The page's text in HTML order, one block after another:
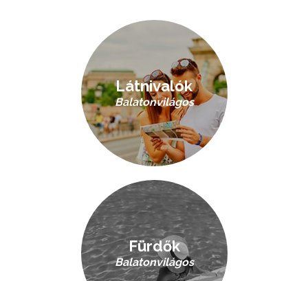
Látnivalók
Balatonvilágos
Fürdők
Balatonvilágos